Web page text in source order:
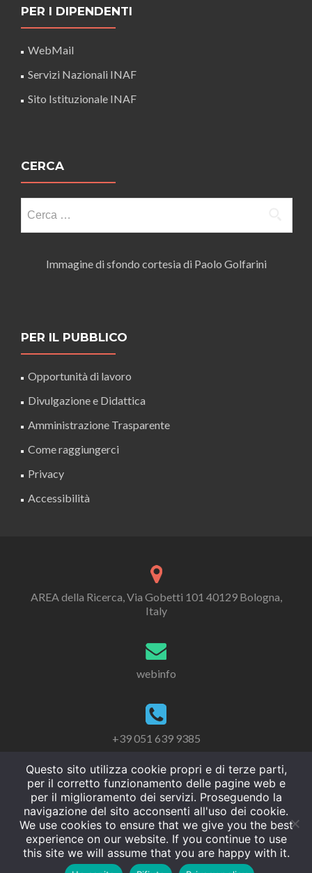
PER I DIPENDENTI
WebMail
Servizi Nazionali INAF
Sito Istituzionale INAF
CERCA
per:
Immagine di sfondo cortesia di Paolo Golfarini
PER IL PUBBLICO
Opportunità di lavoro
Divulgazione e Didattica
Amministrazione Trasparente
Come raggiungerci
Privacy
Accessibilità
AREA della Ricerca, Via Gobetti 101 40129 Bologna,
Italy
webinfo
+39 051 639 9385
Questo sito utilizza cookie propri e di terze parti,
per il corretto funzionamento delle pagine web e
per il miglioramento dei servizi. Proseguendo la
navigazione del sito acconsenti all'uso dei cookie.
We use cookies to ensure that we give you the best
experience on our website. If you continue to use
this site we will assume that you are happy with it.